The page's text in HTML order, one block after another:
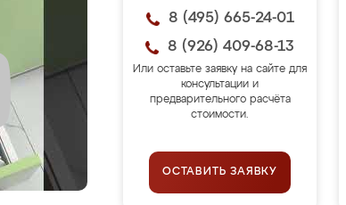
8 (495) 665-24-01
8 (926) 409-68-13
Или оставьте заявку на сайте для
консультации и
предварительного расчёта
стоимости.
ОСТАВИТЬ ЗАЯВКУ